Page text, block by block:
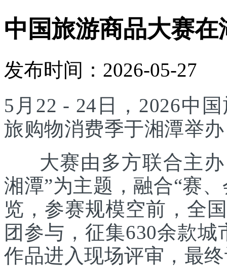
中国旅游商品大赛
发布时间：2026-05-27
5月22 - 24日，2026中
旅购物消费季于湘潭举
大赛由多方联合主办
湘潭”为主题，融合“赛
览，参赛规模空前，全
团参与，征集630余款
作品进入现场评审，最